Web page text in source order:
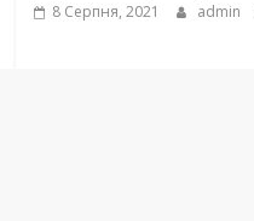
8 Серпня, 2021 admin